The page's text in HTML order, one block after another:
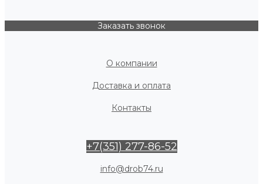
Заказать звонок
О компании
Доставка и оплата
Контакты
+7(351) 277-86-52
info@drob74.ru